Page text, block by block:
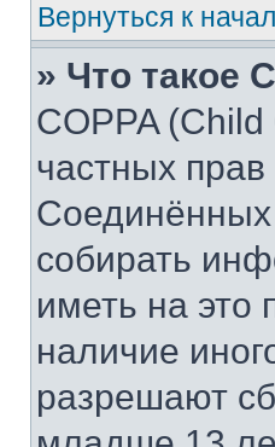
Вернуться к
» Что такое
COPPA
частных
Соединённых
собирать
иметь на это
наличие
разрешают